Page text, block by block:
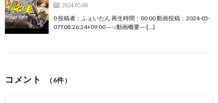
2024.05.06
0 投稿者：ふぇいたん 再生時間：00:00 動画投稿：2024-05-
07T08:26:24+09:00 —-↓動画概要—-[…]
コメント （6件）